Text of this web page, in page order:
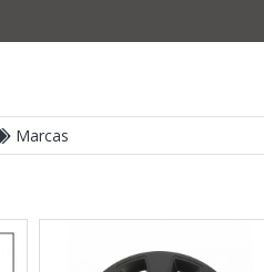
Marcas